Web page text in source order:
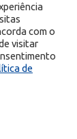
com o
visitar
de